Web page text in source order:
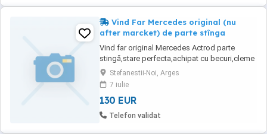
Vind Far Mercedes original (nu
after marcket) de parte stînga
Vind far original Mercedes Actrod parte
stingă,stare perfecta,achipat cu becuri,cleme
intacte ,plexiglas nematuit și fără fisuri.
Stefanestii-Noi, Arges
7 iulie
130 EUR
Telefon validat